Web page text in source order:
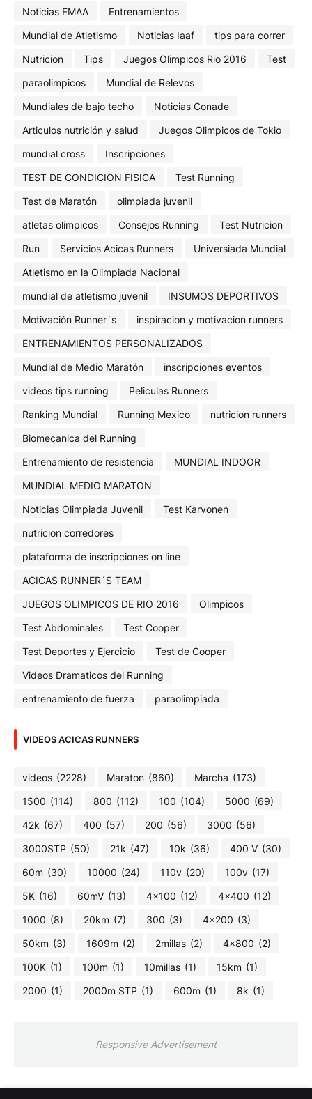
Noticias FMAA
Entrenamientos
Mundial de Atletismo
Noticias Iaaf
tips para correr
Nutricion
Tips Juegos Olimpicos Rio 2016
Test
paraolimpicos
Mundial de Relevos
Mundiales de bajo techo
Noticias Conade
Articulos nutrición y salud
Juegos Olimpicos de Tokio
mundial cross
Inscripciones
TEST DE CONDICION FISICA
Test Running
Test de Maratón
olimpiada juvenil
atletas olimpicos
Consejos Running
Test Nutricion
Run
Servicios Acicas Runners
Universiada Mundial
Atletismo en la Olimpiada Nacional
mundial de atletismo juvenil
INSUMOS DEPORTIVOS
Motivación Runner´s
inspiracion y motivacion runners
ENTRENAMIENTOS PERSONALIZADOS
Mundial de Medio Maratón
inscripciones eventos
videos tips running
Peliculas Runners
Ranking Mundial
Running Mexico
nutricion runners
Biomecanica del Running
Entrenamiento de resistencia
MUNDIAL INDOOR
MUNDIAL MEDIO MARATON
Noticias Olimpiada Juvenil
Test Karvonen
nutricion corredores
plataforma de inscripciones on line
ACICAS RUNNER´S TEAM
JUEGOS OLIMPICOS DE RIO 2016
Olimpicos
Test Abdominales
Test Cooper
Test Deportes y Ejercicio
Test de Cooper
Videos Dramaticos del Running
entrenamiento de fuerza
paraolimpiada
VIDEOS ACICAS RUNNERS
videos (2228) Maraton (860) Marcha (173)
1500 (114) 800 (112) 100 (104) 5000 (69)
42k (67) 400 (57) 200 (56) 3000 (56)
3000STP (50) 21k (47) 10k (36) 400 V (30)
60m (30) 10000 (24) 110v (20) 100v (17)
5K (16) 60mV (13) 4x100 (12) 4x400 (12)
1000 (8) 20km (7) 300 (3) 4x200 (3)
50km (3) 1609m (2) 2millas (2) 4x800 (2)
100K (1) 100m (1) 10millas (1) 15km (1)
2000 (1) 2000m STP (1) 600m (1) 8k (1)
Responsive Advertisement